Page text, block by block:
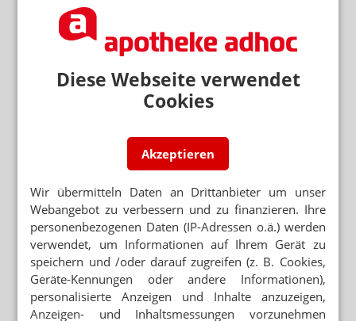
Diese Webseite verwendet
Cookies
Akzeptieren
Wir übermitteln Daten an Drittanbieter um unser
Webangebot zu verbessern und zu finanzieren. Ihre
personenbezogenen Daten (IP-Adressen o.ä.) werden
verwendet, um Informationen auf Ihrem Gerät zu
speichern und /oder darauf zugreifen (z. B. Cookies,
Geräte-Kennungen oder andere Informationen),
personalisierte Anzeigen und Inhalte anzuzeigen,
Anzeigen- und Inhaltsmessungen vorzunehmen
ANFORDERUNGEN FÜR DIE SPEZIALISIERUNG
Schwerpunkt Onkologie: Was müssen
Apotheken mitbringen?
PHASE-I-STUDIE
Biontech: mRNA bei
Bauchspeicheldrüsenkrebs
ZUM 30. JUNI
Parenteralia: DAV vollzieht Teilkündigungen
BIOSPEZIFISCHES FUSIONSPROTEIN
Kimmtrak: Fusionsprotein bei Tumor im Auge
SOLIDE TUMORE
Neue Krebstherapie: CAR-T-Zelltherapie plus
RNA-Booster
AUFFRISCHUNG AUSREICHEND